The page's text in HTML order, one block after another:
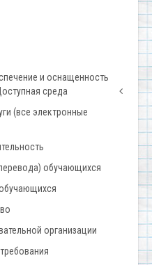
и оснащенность
среда
(все электронные
обучающихся
организации